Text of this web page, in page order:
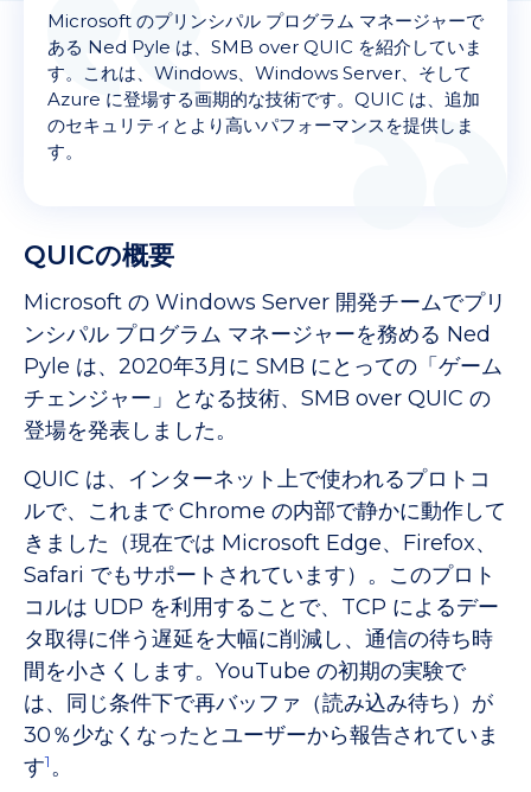
Microsoft のプリンシパル プログラム マネージャーで
ある Ned Pyle は、SMB over QUIC を紹介していま
す。これは、Windows、Windows Server、そして
Azure に登場する画期的な技術です。QUIC は、追加
のセキュリティとより高いパフォーマンスを提供しま
す。
QUICの概要
Microsoft の Windows Server 開発チームでプリ
ンシパル プログラム マネージャーを務める Ned
Pyle は、2020年3月に SMB にとっての「ゲーム
チェンジャー」となる技術、SMB over QUIC の
登場を発表しました。
QUIC は、インターネット上で使われるプロトコ
ルで、これまで Chrome の内部で静かに動作して
きました（現在では Microsoft Edge、Firefox、
Safari でもサポートされています）。このプロト
コルは UDP を利用することで、TCP によるデー
タ取得に伴う遅延を大幅に削減し、通信の待ち時
間を小さくします。YouTube の初期の実験で
は、同じ条件下で再バッファ（読み込み待ち）が
30％少なくなったとユーザーから報告されていま
す1。